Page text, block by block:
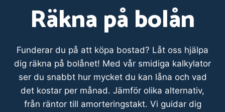
Räkna på bolån
Funderar du på att köpa bostad? Låt oss hjälpa
dig räkna på bolånet! Med vår smidiga kalkylator
ser du snabbt hur mycket du kan låna och vad
det kostar per månad. Jämför olika alternativ,
från räntor till amorteringstakt. Vi guidar dig